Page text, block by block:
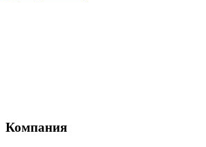
Компания